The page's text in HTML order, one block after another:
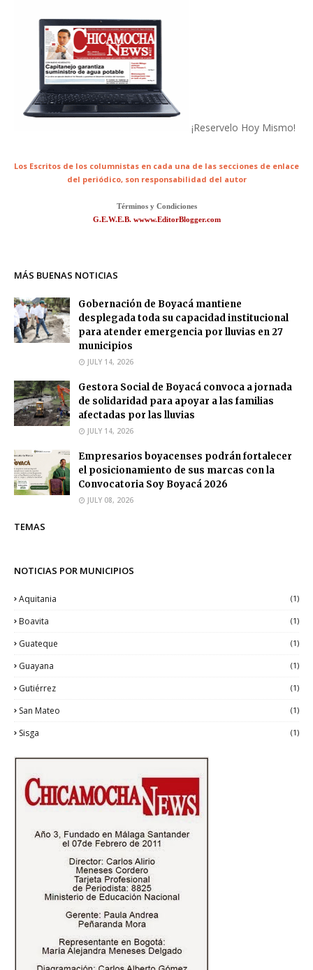
¡Reservelo Hoy Mismo!
Los Escritos de los columnistas en cada una de las secciones de enlace
del periódico, son responsabilidad del autor
Términos y Condiciones
G.E.W.E.B. wwww.EditorBlogger.com
MÁS BUENAS NOTICIAS
Gobernación de Boyacá mantiene
desplegada toda su capacidad institucional
para atender emergencia por lluvias en 27
municipios
JULY 14, 2026
Gestora Social de Boyacá convoca a jornada
de solidaridad para apoyar a las familias
afectadas por las lluvias
JULY 14, 2026
Empresarios boyacenses podrán fortalecer
el posicionamiento de sus marcas con la
Convocatoria Soy Boyacá 2026
JULY 08, 2026
TEMAS
NOTICIAS POR MUNICIPIOS
Aquitania (1)
Boavita (1)
Guateque (1)
Guayana (1)
Gutiérrez (1)
San Mateo (1)
Sisga (1)